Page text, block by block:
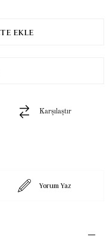
Karşılaştır
Yorum Yaz